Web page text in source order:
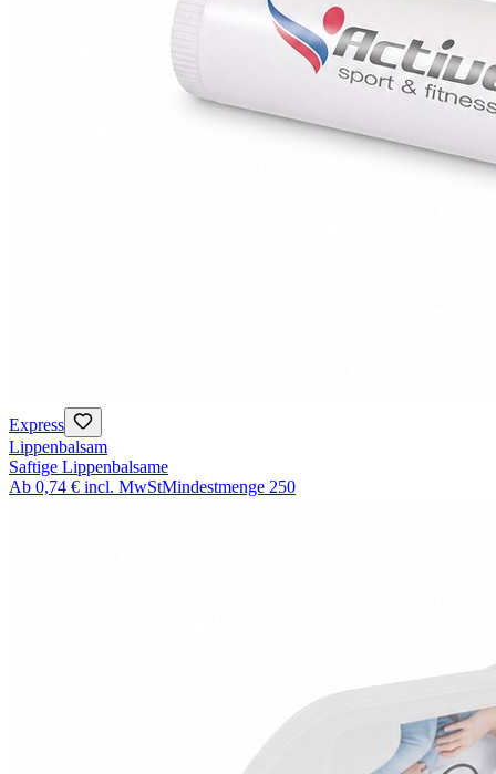
Express
Lippenbalsam
Saftige Lippenbalsame
Ab 0,74 € incl. MwStMindestmenge 250